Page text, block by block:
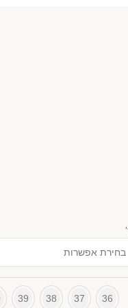
36
37
38
39